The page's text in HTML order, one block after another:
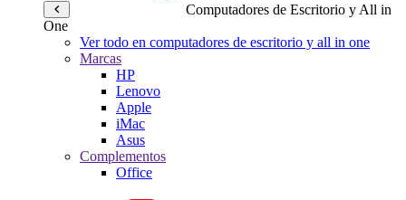
Computadores de Escritorio y All in
One
Ver todo en computadores de escritorio y all in one
Marcas
HP
Lenovo
Apple
iMac
Asus
Complementos
Office